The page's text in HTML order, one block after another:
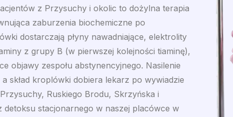
z Przysuchy i okolic to dożylna terapia
zaburzenia biochemiczne po
dostarczają płyny nawadniające, elektrolity
z grupy B (w pierwszej kolejności tiaminę),
objawy zespołu abstynencyjnego. Nasilenie
a skład kroplówki dobiera lekarz po wywiadzie
Ruskiego Brodu, Skrzyńska i
detoksu stacjonarnego w naszej placówce w